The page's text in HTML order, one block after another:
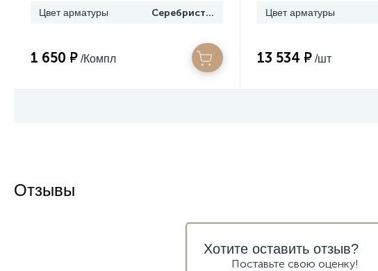
Цвет арматуры Серебристый
1 650 ₽ /Компл
Цвет арматуры
13 534 ₽ /шт
Отзывы
Хотите оставить отзыв?
Поставьте свою оценку!